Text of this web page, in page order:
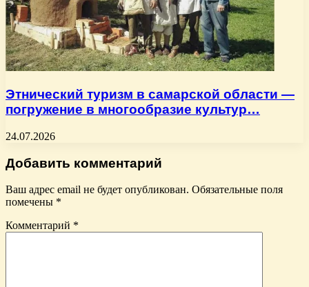
Этнический туризм в самарской области —
погружение в многообразие культур…
24.07.2026
Добавить комментарий
Ваш адрес email не будет опубликован. Обязательные поля
помечены *
Комментарий *